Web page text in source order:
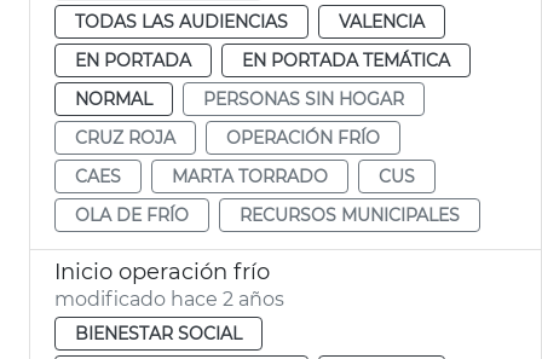
TODAS LAS AUDIENCIAS
VALENCIA
EN PORTADA
EN PORTADA TEMÁTICA
NORMAL
PERSONAS SIN HOGAR
CRUZ ROJA
OPERACIÓN FRÍO
CAES
MARTA TORRADO
CUS
OLA DE FRÍO
RECURSOS MUNICIPALES
Inicio operación frío
modificado hace 2 años
BIENESTAR SOCIAL